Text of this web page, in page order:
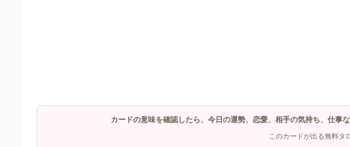
カードの意味を確認したら、今日の運勢、恋愛、相手の気持ち、仕事
このカードが出る無料タ